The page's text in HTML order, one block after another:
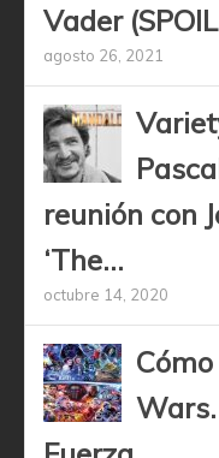
Vader
agosto 26, 2021
reunión con
‘The...
octubre 14, 2020